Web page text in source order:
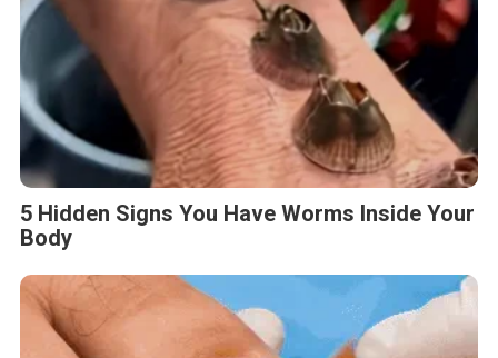
5 Hidden Signs You Have Worms Inside Your
Body